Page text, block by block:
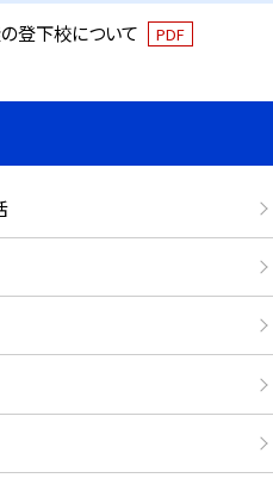
登下校について PDF